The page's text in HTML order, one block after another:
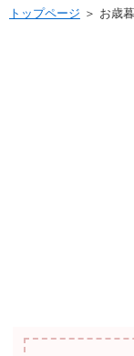
トップページ ＞ お歳